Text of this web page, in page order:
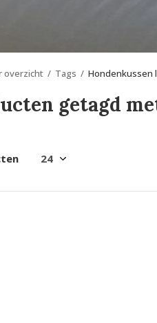
overzicht Tags Hondenkussen
getagd